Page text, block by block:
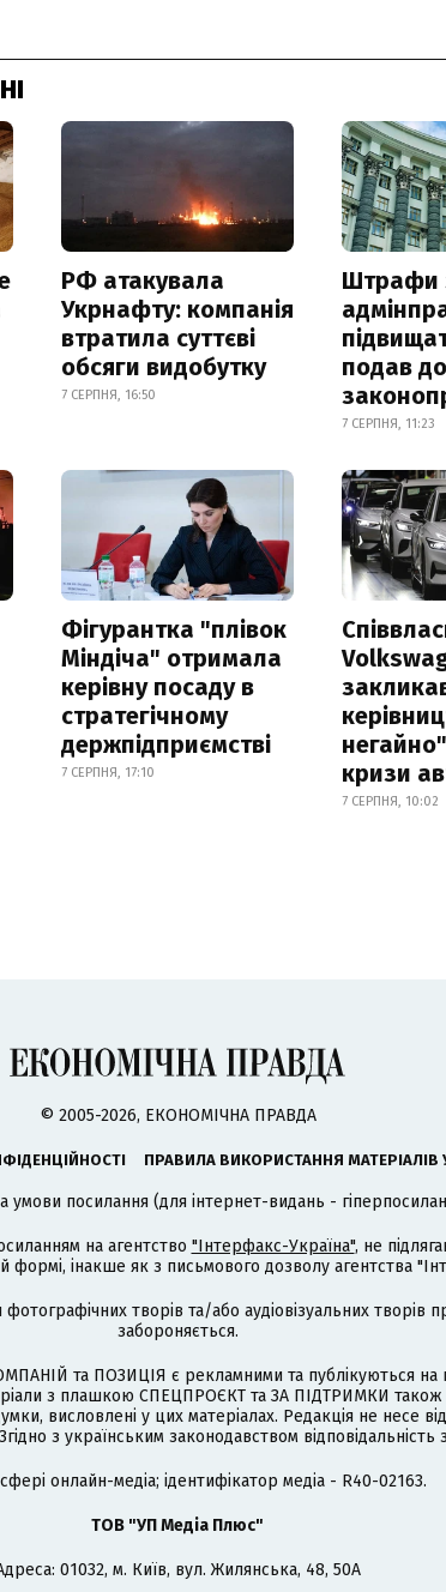
РФ атакувала
Укрнафту: компанія
втратила суттєві
обсяги видобутку
7 СЕРПНЯ, 16:50
Штрафи
подав
7 СЕРПНЯ, 11:23
Фігурантка "плівок
Міндіча" отримала
керівну посаду в
стратегічному
держпідприємстві
7 СЕРПНЯ, 17:10
кризи
7 СЕРПНЯ, 10:02
© 2005-2026, ЕКОНОМІЧНА ПРАВДА
ПРАВИЛА ВИКОРИСТАННЯ МАТЕРІАЛІВ
умови посилання (для інтернет-видань -
на агентство "Інтерфакс-Україна", не
інакше як з письмового дозволу агентства
творів та/або аудіовізуальних
забороняється.
та ПОЗИЦІЯ є рекламними та публікуються на
з плашкою СПЕЦПРОЄКТ та ЗА ПІДТРИМКИ
висловлені у цих матеріалах. Редакція не несе
з українським законодавством
онлайн-медіа; ідентифікатор медіа - R40-02163.
ТОВ "УП Медіа Плюс"
01032, м. Київ, вул. Жилянська, 48, 50А